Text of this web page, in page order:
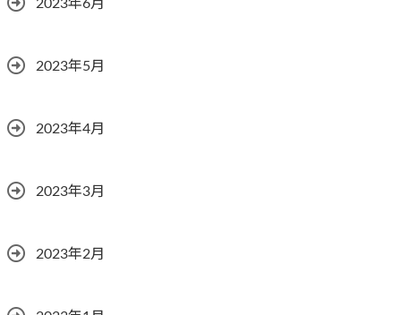
2023年6月
2023年5月
2023年4月
2023年3月
2023年2月